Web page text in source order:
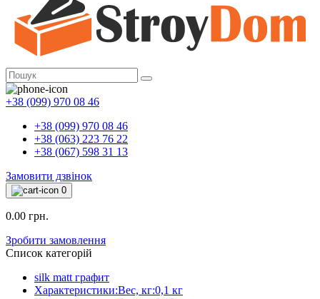
+38 (099) 970 08 46
+38 (099) 970 08 46
+38 (063) 223 76 22
+38 (067) 598 31 13
Замовити дзвінок
0
0.00 грн.
Зробити замовлення
Список категорій
silk matt графит
Характеристики:Вес, кг:0,1 кг